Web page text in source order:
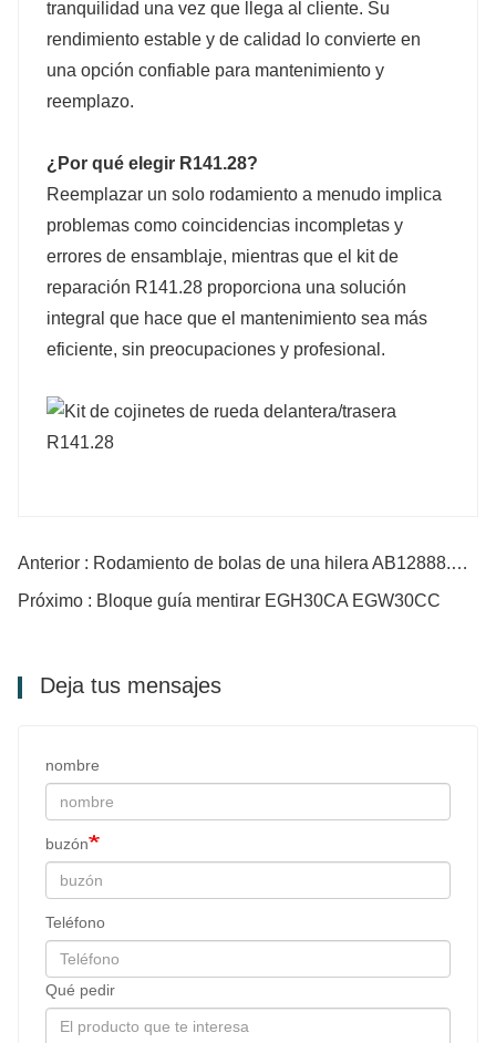
tranquilidad una vez que llega al cliente. Su
rendimiento estable y de calidad lo convierte en
una opción confiable para mantenimiento y
reemplazo.
¿Por qué elegir R141.28?
Reemplazar un solo rodamiento a menudo implica
problemas como coincidencias incompletas y
errores de ensamblaje, mientras que el kit de
reparación R141.28 proporciona una solución
integral que hace que el mantenimiento sea más
eficiente, sin preocupaciones y profesional.
Anterior : Rodamiento de bolas de una hilera AB12888.S05
Próximo : Bloque guía mentirar EGH30CA EGW30CC
Deja tus mensajes
nombre
buzón
Teléfono
Qué pedir